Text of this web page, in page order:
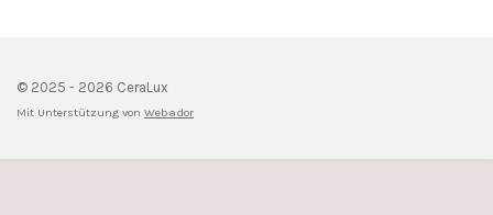
© 2025 - 2026 CeraLux
Mit Unterstützung von Webador